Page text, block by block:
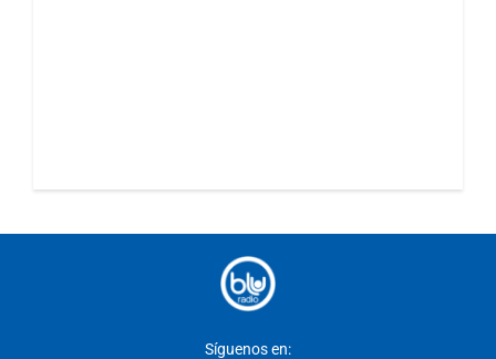
Síguenos en: